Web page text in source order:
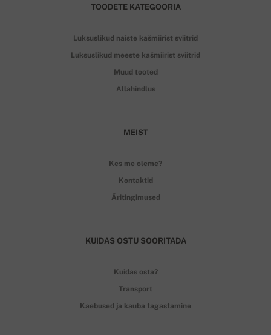
TOODETE KATEGOORIA
Luksuslikud naiste kašmiirist sviitrid
Luksuslikud meeste kašmiirist sviitrid
Muud tooted
Allahindlus
MEIST
Kes me oleme?
Kontaktid
Äritingimused
KUIDAS OSTU SOORITADA
Kuidas osta?
Transport
Kaebused ja kauba tagastamine